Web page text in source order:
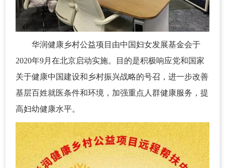
华润健康乡村公益项目由中国妇女发展基金会于
2020年9月在北京启动实施。目的是积极响应党和国家
关于健康中国建设和乡村振兴战略的号召，进一步改善
基层百姓就医条件和环境，加强重点人群健康服务，提
高妇幼健康水平。